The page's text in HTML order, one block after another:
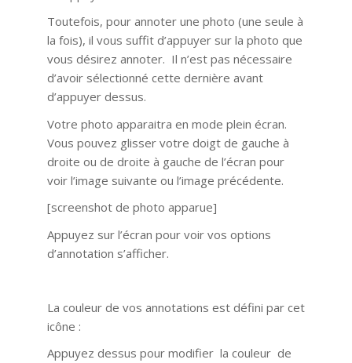
Toutefois, pour annoter une photo (une seule à
la fois), il vous suffit d’appuyer sur la photo que
vous désirez annoter. Il n’est pas nécessaire
d’avoir sélectionné cette dernière avant
d’appuyer dessus.
Votre photo apparaitra en mode plein écran.
Vous pouvez glisser votre doigt de gauche à
droite ou de droite à gauche de l’écran pour
voir l’image suivante ou l’image précédente.
[screenshot de photo apparue]
Appuyez sur l’écran pour voir vos options
d’annotation s’afficher.
La couleur de vos annotations est défini par cet
icône :
Appuyez dessus pour modifier la couleur de